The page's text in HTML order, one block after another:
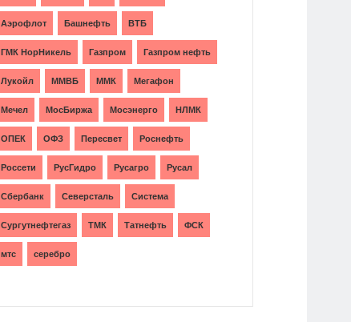
Аэрофлот Башнефть ВТБ
ГМК НорНикель Газпром Газпром нефть
Лукойл ММВБ ММК Мегафон
Мечел МосБиржа Мосэнерго НЛМК
ОПЕК ОФЗ Пересвет Роснефть
Россети РусГидро Русагро Русал
Сбербанк Северсталь Система
Сургутнефтегаз ТМК Татнефть ФСК
мтс серебро